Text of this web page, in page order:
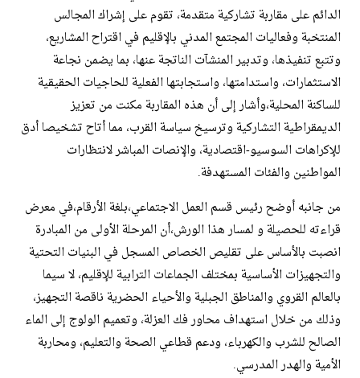
الدائم على مقاربة تشاركية متقدمة، تقوم على إشراك المجالس
المنتخبة وفعاليات المجتمع المدني بالإقليم في اقتراح المشاريع،
وتتبع تنفيذها، وتدبير المنشآت الناتجة عنها، بما يضمن نجاعة
الاستثمارات، واستدامتها، واستجابتها الفعلية للحاجيات الحقيقية
للساكنة المحلية،وأشار إلى أن هذه المقاربة مكنت من تعزيز
الديمقراطية التشاركية وترسيخ سياسة القرب، مما أتاح تشخيصا أدق
للإكراهات السوسيو-اقتصادية، والإنصات المباشر لانتظارات
المواطنين والفئات المستهدفة.
​من جانبه أوضح رئيس قسم العمل الاجتماعي،بلغة الأرقام،في معرض
قراءته للحصيلة و لمسار هذا الورش،أن المرحلة الأولى من المبادرة
انصبت بالأساس على تقليص الخصاص المسجل في البنيات التحتية
والتجهيزات الأساسية بمختلف الجماعات الترابية للإقليم، لا سيما
بالعالم القروي والمناطق الجبلية والأحياء الحضرية ناقصة التجهيز،
وذلك من خلال استهداف محاور فك العزلة، وتعميم الولوج إلى الماء
الصالح للشرب والكهرباء، ودعم قطاعي الصحة والتعليم، ومحاربة
الأمية والهدر المدرسي.